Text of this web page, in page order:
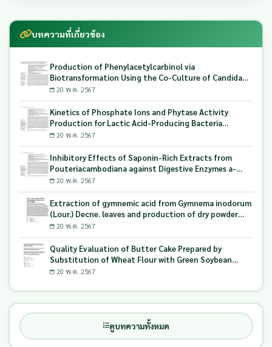
บทความที่เกี่ยวข้อง
Production of Phenylacetylcarbinol via
Biotransformation Using the Co-Culture of Candida
tropicalis TISTR 5306 and Saccharomyces cerevisiae
TISTR 5606 as the Biocatalyst
20 พ.ค. 2567
Kinetics of Phosphate Ions and Phytase Activity
Production for Lactic Acid-Producing Bacteria
Utilizing Milling and Whitening Stages Rice Bran as
Biopolymer Substrates
20 พ.ค. 2567
Inhibitory Effects of Saponin-Rich Extracts from
Pouteriacambodiana against Digestive Enzymes a-
Glucosidase and Pancreatic Lipase
20 พ.ค. 2567
Extraction of gymnemic acid from Gymnema inodorum
(Lour.) Decne. leaves and production of dry powder
extract using maltodextrin
20 พ.ค. 2567
Quality Evaluation of Butter Cake Prepared by
Substitution of Wheat Flour with Green Soybean
(Glycine Max L.) Okara
20 พ.ค. 2567
ดูบทความทั้งหมด